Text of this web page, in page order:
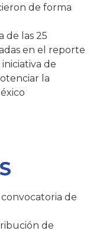
de forma
de las 25
en el reporte
de
la
de
de